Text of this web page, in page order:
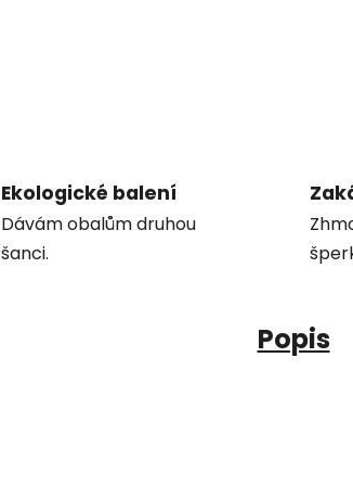
Ekologické balení
Dávám obalům druhou
šanci.
Popis